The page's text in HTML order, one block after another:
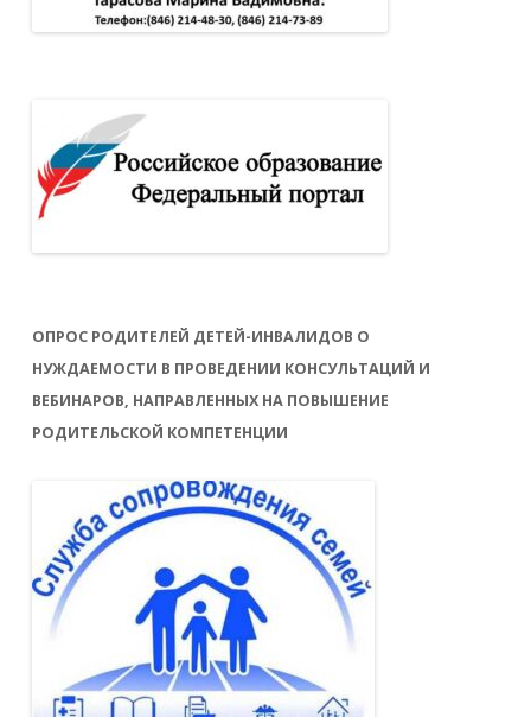
ОПРОС РОДИТЕЛЕЙ ДЕТЕЙ-ИНВАЛИДОВ О
НУЖДАЕМОСТИ В ПРОВЕДЕНИИ КОНСУЛЬТАЦИЙ И
ВЕБИНАРОВ, НАПРАВЛЕННЫХ НА ПОВЫШЕНИЕ
РОДИТЕЛЬСКОЙ КОМПЕТЕНЦИИ